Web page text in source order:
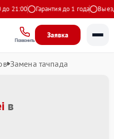
21:00 Гарантия до 1 года Выезд
Позвонить
Заявка
Замена тачпада
в